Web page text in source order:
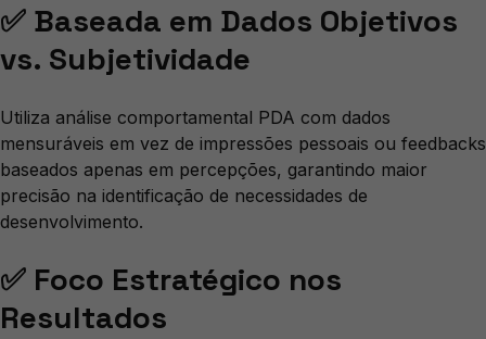
✅ Baseada em Dados Objetivos
vs. Subjetividade
Utiliza análise comportamental PDA com dados
mensuráveis em vez de impressões pessoais ou feedbacks
baseados apenas em percepções, garantindo maior
precisão na identificação de necessidades de
desenvolvimento.
✅ Foco Estratégico nos
Resultados